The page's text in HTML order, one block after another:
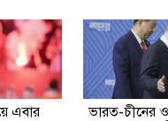
এবার
ভারত-চীনের